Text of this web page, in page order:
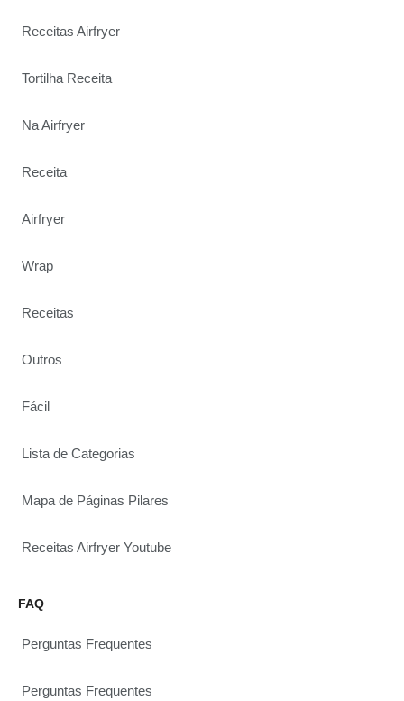
Receitas Airfryer
Tortilha Receita
Na Airfryer
Receita
Airfryer
Wrap
Receitas
Outros
Fácil
Lista de Categorias
Mapa de Páginas Pilares
Receitas Airfryer Youtube
FAQ
Perguntas Frequentes
Perguntas Frequentes